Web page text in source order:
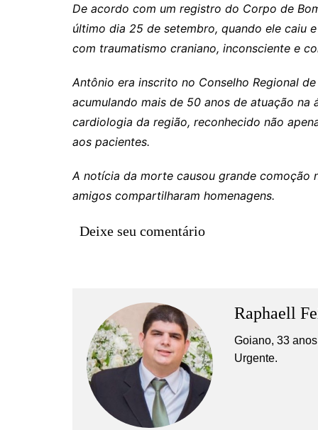
Nova Glória
Nova Iguaçu de Goiás
Rianápolis
Santa Isabel
São Luiz do Norte
Uruana
Uirapuru
De acordo com um registro do Corpo de
último dia 25 de setembro, quando ele caiu
com traumatismo craniano, inconsciente e
Antônio era inscrito no Conselho Regional
acumulando mais de 50 anos de atuação
cardiologia da região, reconhecido não
aos pacientes.
A notícia da morte causou grande comoção
amigos compartilharam homenagens.
Deixe seu comentário
Raphaell
Goiano, 33
Urgente.